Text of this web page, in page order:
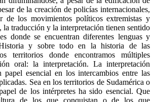
de la creación de policías internacionales,
de los movimientos políticos extremistas y
la traducción y la interpretación tienen sentido
donde se encuentran diferentes lenguas y
y sobre todo en la historia de las
territorios donde encontramos múltiples
oral: la interpretación. La interpretación
papel esencial en los intercambios entre las
Sea en los territorios de Sudamérica o
de los intérpretes ha sido esencial. Que
de los que conquistan o de los que